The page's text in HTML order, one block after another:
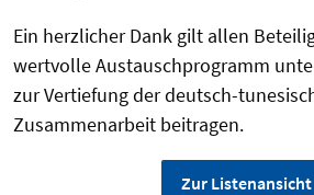
Ein herzlicher Dank gilt allen
wertvolle Austauschprogramm
zur Vertiefung der deutsch-
Zusammenarbeit beitragen.
Zur Listenansicht